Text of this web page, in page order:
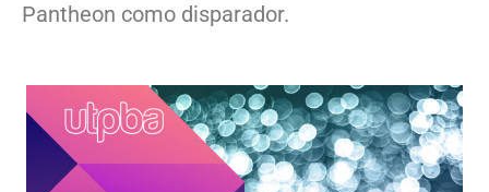
Pantheon como disparador.